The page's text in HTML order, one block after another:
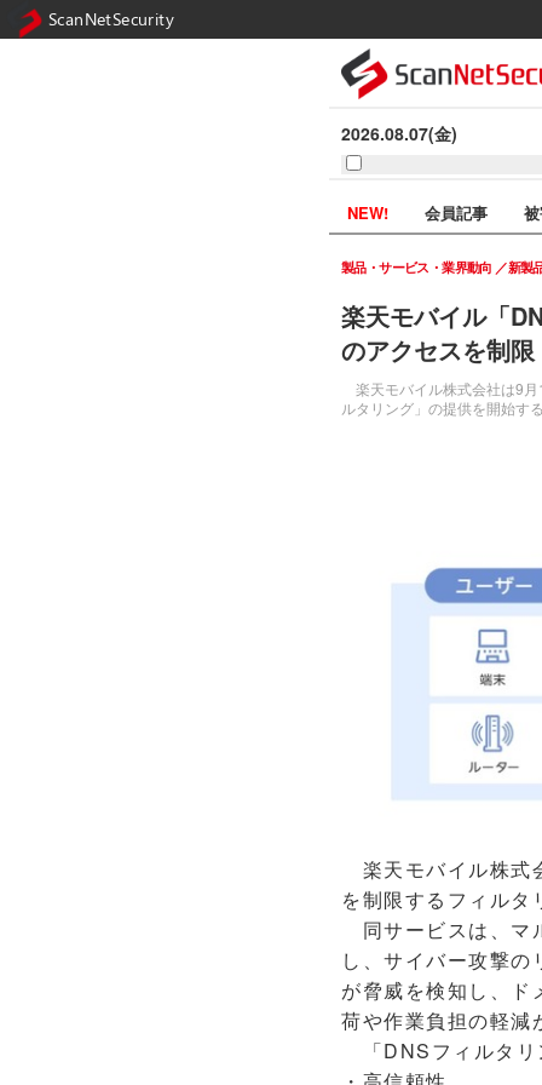
2026.08.07(金)
NEW! 会員記事 被
楽天モバイル「
のアクセスを制限
楽天モバイル株式会社は9
ルタリング」の提供を開始す
製品・サービス・業界動向 新製
楽天モバイル株式
を制限するフィル
同サービスは、マ
し、サイバー攻撃
が脅威を検知し、
荷や作業負担の軽減
「DNSフィルタリ
ScanNetSecurity